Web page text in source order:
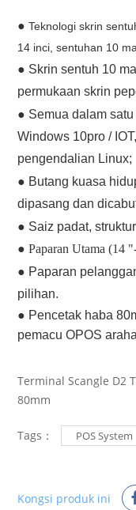
● Teknologi skrin
14 inci, sentuhan 10
● Skrin sentuh 10
permukaan skrin
● Semua dalam
Windows 10pro /
pengendalian Linux;
● Butang kuasa
dipasang dan
● Saiz padat,
●Paparan Utama (14
● Paparan
pilihan.
● Pencetak haba
pemacu OPOS
Terminal Scangle D2
80mm
Tags： POS System
Kongsi produk ini